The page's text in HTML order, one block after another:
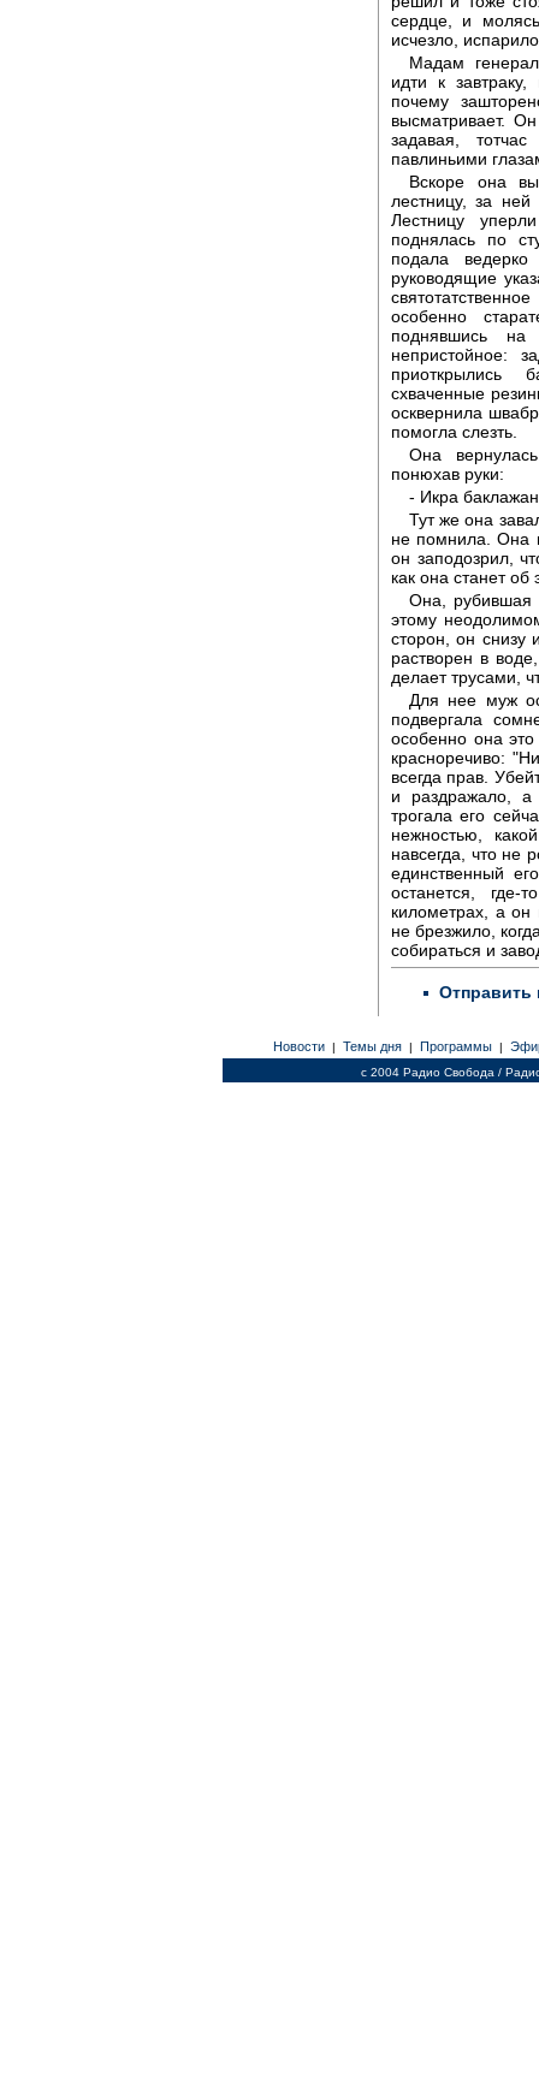
сердце, и
исчезло,
Мадам
идти к
почему
высматривает.
задавая,
павлиньими
Вскоре она
лестницу, за
Лестницу
поднялась по
подала
руководящие
особенно
поднявшись
непристойное:
приоткрылись
схваченные
осквернила
помогла слезть.
Она
понюхав руки:
- Икра
Тут же она
не помнила. Она
он заподозрил,
как она станет
Она, рубившая
этому
сторон, он снизу
растворен в
делает трусами,
Для нее муж
подвергала
особенно она
красноречиво:
всегда прав.
и раздражало, а
трогала его
нежностью,
навсегда, что не
единственный
останется,
километрах, а
не брезжило,
собираться и
Отправить
Новости | Темы дня | Программы |
c 2004 Радио Свобода /